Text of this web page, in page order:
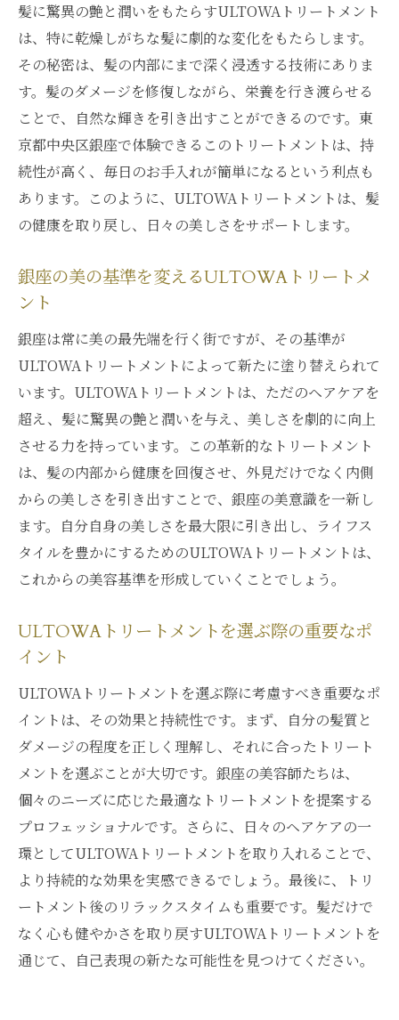
髪に驚異の艶と潤いをもたらすULTOWAトリートメント
は、特に乾燥しがちな髪に劇的な変化をもたらします。
その秘密は、髪の内部にまで深く浸透する技術にありま
す。髪のダメージを修復しながら、栄養を行き渡らせる
ことで、自然な輝きを引き出すことができるのです。東
京都中央区銀座で体験できるこのトリートメントは、持
続性が高く、毎日のお手入れが簡単になるという利点も
あります。このように、ULTOWAトリートメントは、髪
の健康を取り戻し、日々の美しさをサポートします。
銀座の美の基準を変えるULTOWAトリートメ
ント
銀座は常に美の最先端を行く街ですが、その基準が
ULTOWAトリートメントによって新たに塗り替えられて
います。ULTOWAトリートメントは、ただのヘアケアを
超え、髪に驚異の艶と潤いを与え、美しさを劇的に向上
させる力を持っています。この革新的なトリートメント
は、髪の内部から健康を回復させ、外見だけでなく内側
からの美しさを引き出すことで、銀座の美意識を一新し
ます。自分自身の美しさを最大限に引き出し、ライフス
タイルを豊かにするためのULTOWAトリートメントは、
これからの美容基準を形成していくことでしょう。
ULTOWAトリートメントを選ぶ際の重要なポ
イント
ULTOWAトリートメントを選ぶ際に考慮すべき重要なポ
イントは、その効果と持続性です。まず、自分の髪質と
ダメージの程度を正しく理解し、それに合ったトリート
メントを選ぶことが大切です。銀座の美容師たちは、
個々のニーズに応じた最適なトリートメントを提案する
プロフェッショナルです。さらに、日々のヘアケアの一
環としてULTOWAトリートメントを取り入れることで、
より持続的な効果を実感できるでしょう。最後に、トリ
ートメント後のリラックスタイムも重要です。髪だけで
なく心も健やかさを取り戻すULTOWAトリートメントを
通じて、自己表現の新たな可能性を見つけてください。